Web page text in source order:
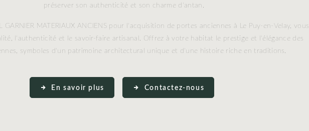
préserver son authenticité et son charme d'antan.
GARNIER MATERIAUX ANCIENS pour l'acquisition de portes anciennes à Le Puy-en-Velay, vous
l'authenticité et le savoir-faire artisanal. Offrez à votre habitat le prestige et l'élégance des
symboles d'un patrimoine architectural unique et d'une histoire riche en traditions.
En savoir plus Contactez-nous